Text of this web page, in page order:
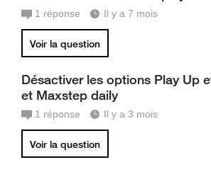
1 réponse Il y a 7 mois
Voir la question
Désactiver les options Play Up
et Maxstep daily
1 réponse Il y a 3 mois
Voir la question